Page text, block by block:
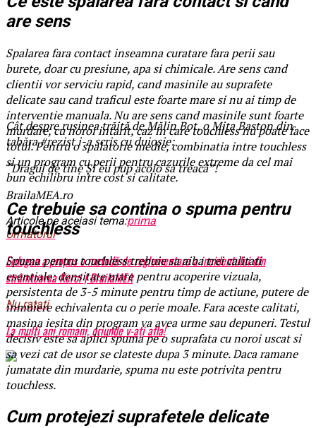
Cât despre rușinea trăită de Mălin Bot, o Mița Baston din
tabăra #rezist i-a scris cu duioșie:
“Dragul de tine Și eu pup acolo sa treacă”!
BrailaMEA.ro
Articole pe aceiasi tema:prima
Urmatorul
Erdogan a propus o metodă de reglementare a incidentului din
strâmtoarea Kerci | BrailaMEA
Nu ratati
La mulți ani romani, oriunde v-ați afla!
are sens
Spalarea fara contact inseamna curatare fara perii sau
burete, doar cu presiune, apa si chimicale. Are sens cand
clientii vor serviciu rapid, cand masinile au suprafete
delicate sau cand traficul este foarte mare si nu ai timp de
interventie manuala. Nu are sens cand masinile sunt foarte
murdare, cu noroi intarit, caz in care touchless nu poate face
totul. Pentru o spalatorie medie, combinatia intre touchless
si un program cu perii pentru cazurile extreme da cel mai
bun echilibru intre cost si calitate.
Ce trebuie sa contina o spuma pentru
touchless
Spuma pentru touchless trebuie sa aiba trei calitati
esentiale: densitate mare pentru acoperire vizuala,
persistenta de 3-5 minute pentru timp de actiune, putere de
inmuiere echivalenta cu o perie moale. Fara aceste calitati,
masina iesita din program va avea urme sau depuneri. Testul
decisiv este sa aplici spuma pe o suprafata cu noroi uscat si
sa vezi cat de usor se clateste dupa 3 minute. Daca ramane
jumatate din murdarie, spuma nu este potrivita pentru
touchless.
Cum protejezi suprafetele delicate